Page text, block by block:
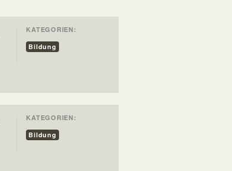
KATEGORIEN:
Bildung
KATEGORIEN:
Bildung